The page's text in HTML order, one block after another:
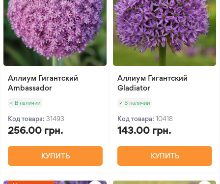
Аллиум Гигантский
Ambassador
В наличии
Код товара: 31493
256.00 грн.
КУПИТЬ
Аллиум Гигантский
Gladiator
В наличии
Код товара: 10418
143.00 грн.
КУПИТЬ